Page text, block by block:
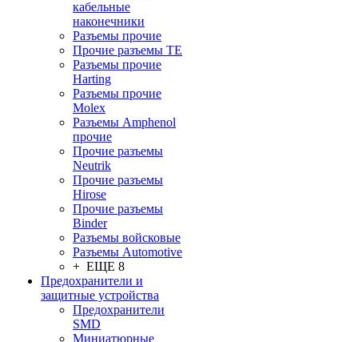
кабельные
наконечники
Разъeмы прочие
Прочие разъемы TE
Разъемы прочие
Harting
Разъемы прочие
Molex
Разъемы Amphenol
прочие
Прочие разъемы
Neutrik
Прочие разъемы
Hirose
Прочие разъемы
Binder
Разъемы войсковые
Разъeмы Automotive
+ ЕЩЕ 8
Предохранители и
защитные устройства
Предохранители
SMD
Миниатюрные